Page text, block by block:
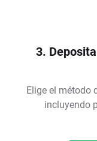
3.
Elige el método
incluyendo